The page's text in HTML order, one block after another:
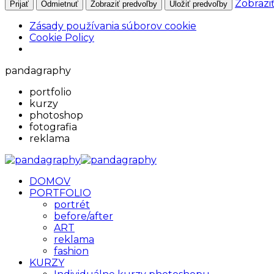
Prijať Odmietnuť Zobraziť predvoľby Uložiť predvoľby
Zásady používania súborov cookie
Cookie Policy
pandagraphy
portfolio
kurzy
photoshop
fotografia
reklama
DOMOV
PORTFOLIO
portrét
before/after
ART
reklama
fashion
KURZY